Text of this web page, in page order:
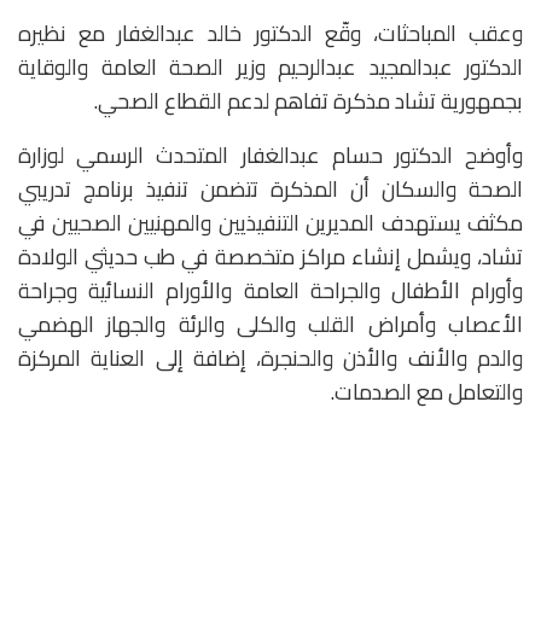
وعقب المباحثات، وقّع الدكتور خالد عبدالغفار مع نظيره
الدكتور عبدالمجيد عبدالرحيم وزير الصحة العامة والوقاية
بجمهورية تشاد مذكرة تفاهم لدعم القطاع الصحي.
وأوضح الدكتور حسام عبدالغفار المتحدث الرسمي لوزارة
الصحة والسكان أن المذكرة تتضمن تنفيذ برنامج تدريبي
مكثف يستهدف المديرين التنفيذيين والمهنيين الصحيين في
تشاد، ويشمل إنشاء مراكز متخصصة في طب حديثي الولادة
وأورام الأطفال والجراحة العامة والأورام النسائية وجراحة
الأعصاب وأمراض القلب والكلى والرئة والجهاز الهضمي
والدم والأنف والأذن والحنجرة، إضافة إلى العناية المركزة
والتعامل مع الصدمات.